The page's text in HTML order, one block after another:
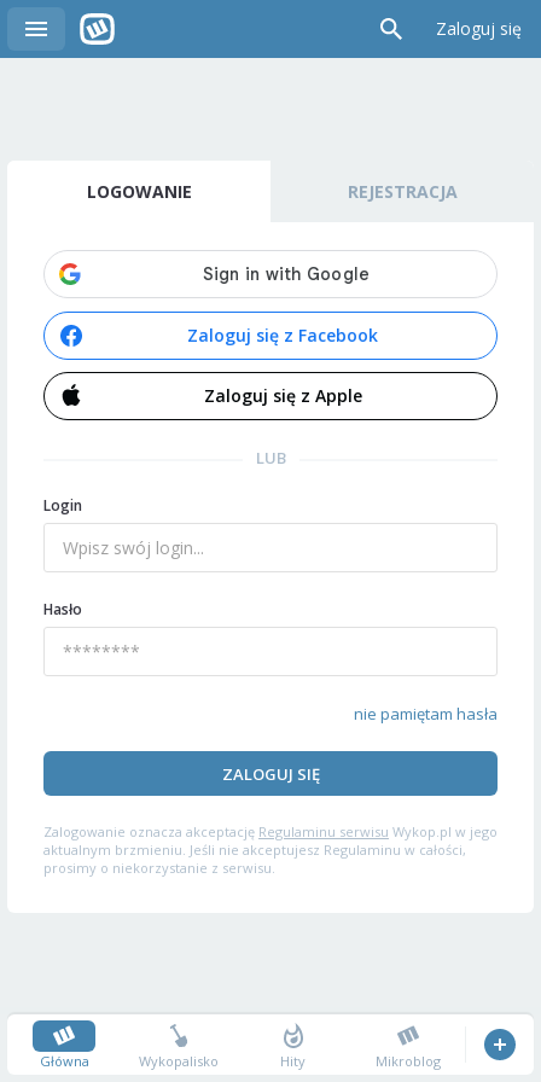
Zaloguj się
LOGOWANIE REJESTRACJA
Zaloguj się z Facebook
Zaloguj się z Apple
LUB
Login
Hasło
nie pamiętam hasła
ZALOGUJ SIĘ
Zalogowanie oznacza akceptację Regulaminu serwisu Wykop.pl w jego
aktualnym brzmieniu. Jeśli nie akceptujesz Regulaminu w całości,
prosimy o niekorzystanie z serwisu.
Główna Wykopalisko Hity Mikroblog